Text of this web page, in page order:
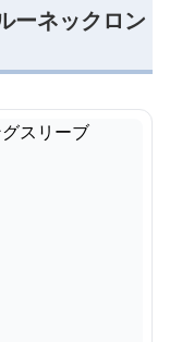
ーネックロン